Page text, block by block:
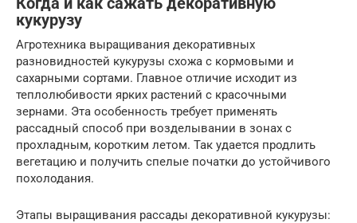
кукурузу
Агротехника выращивания декоративных
разновидностей кукурузы схожа с кормовыми и
сахарными сортами. Главное отличие исходит из
теплолюбивости ярких растений с красочными
зернами. Эта особенность требует применять
рассадный способ при возделывании в зонах с
прохладным, коротким летом. Так удается продлить
вегетацию и получить спелые початки до устойчивого
похолодания.
Этапы выращивания рассады декоративной кукурузы: